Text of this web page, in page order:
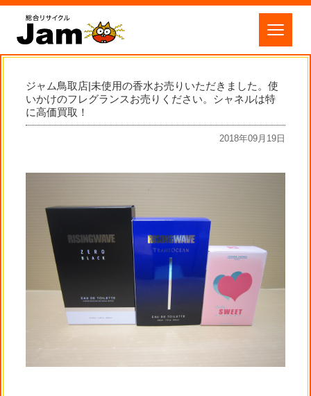
ジャム鳥取店|未使用の香水お売りいただきました。使
いかけのフレグランスお売りください。シャネルは特
に高価買取！
2018年09月19日